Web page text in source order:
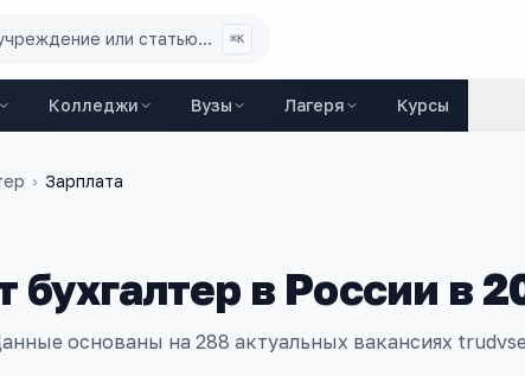
или статью... ⌘K
Колледжи Вузы Лагеря Курсы
› Зарплата
бухгалтер в России в
основаны на 288 актуальных вакансиях